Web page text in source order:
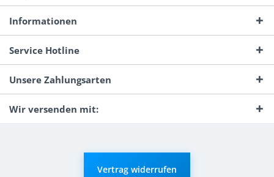
Informationen
Service Hotline
Unsere Zahlungsarten
Wir versenden mit:
Vertrag widerrufen